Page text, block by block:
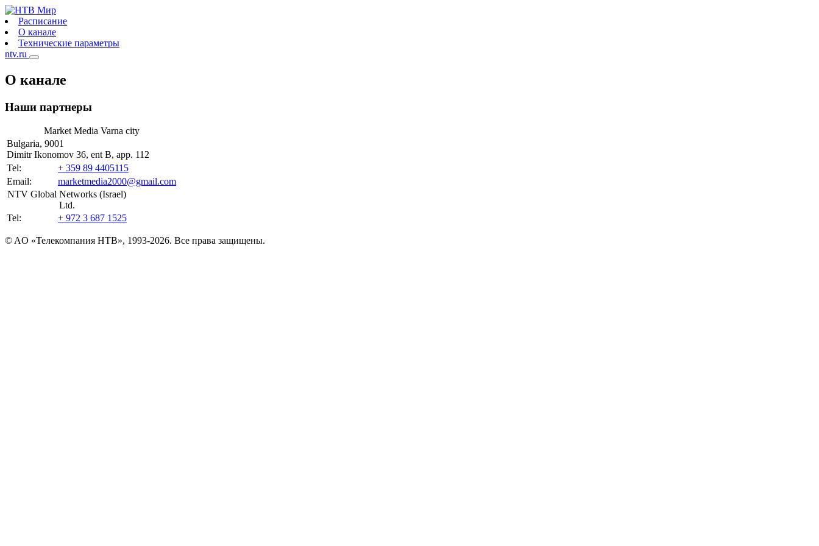
Расписание
О канале
Технические параметры
ntv.ru
О канале
Наши партнеры
Market Media Varna city
Bulgaria, 9001
Dimitr Ikonomov 36, ent B, app. 112
Теl:
+ 359 89 4405115
Email:
marketmedia2000@gmail.com
NTV Global Networks (Israel)
Ltd.
Теl:
+ 972 3 687 1525
© AO «Телекомпания НТВ», 1993-2026. Все права защищены.